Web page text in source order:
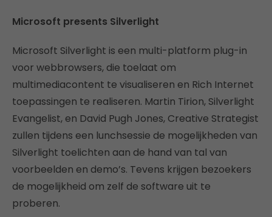
Microsoft presents Silverlight
Microsoft Silverlight is een multi-platform plug-in
voor webbrowsers, die toelaat om
multimediacontent te visualiseren en Rich Internet
toepassingen te realiseren. Martin Tirion, Silverlight
Evangelist, en David Pugh Jones, Creative Strategist
zullen tijdens een lunchsessie de mogelijkheden van
Silverlight toelichten aan de hand van tal van
voorbeelden en demo’s. Tevens krijgen bezoekers
de mogelijkheid om zelf de software uit te
proberen.